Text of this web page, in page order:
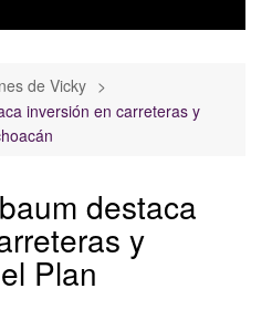
de Vicky
inversión en carreteras y
destaca
y
Plan